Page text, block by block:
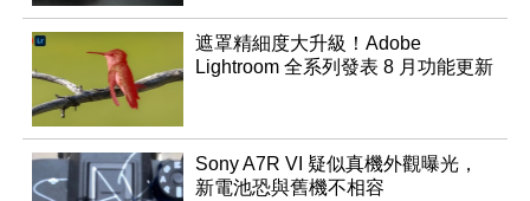
遮罩精細度大升級！Adobe
Lightroom 全系列發表 8 月功能更新
Sony A7R VI 疑似真機外觀曝光，
新電池恐與舊機不相容